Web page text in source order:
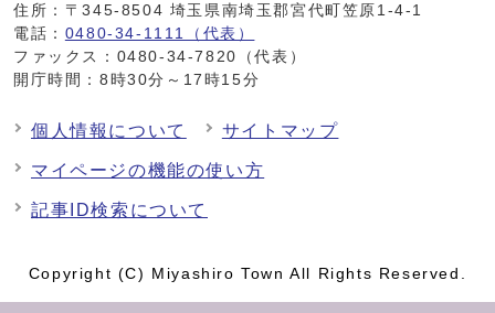
住所：〒345-8504 埼玉県南埼玉郡宮代町笠原1-4-1
電話： 0480-34-1111（代表）
ファックス：0480-34-7820（代表）
開庁時間：8時30分～17時15分
個人情報について サイトマップ
マイページの機能の使い方
記事ID検索について
Copyright (C) Miyashiro Town All Rights Reserved.